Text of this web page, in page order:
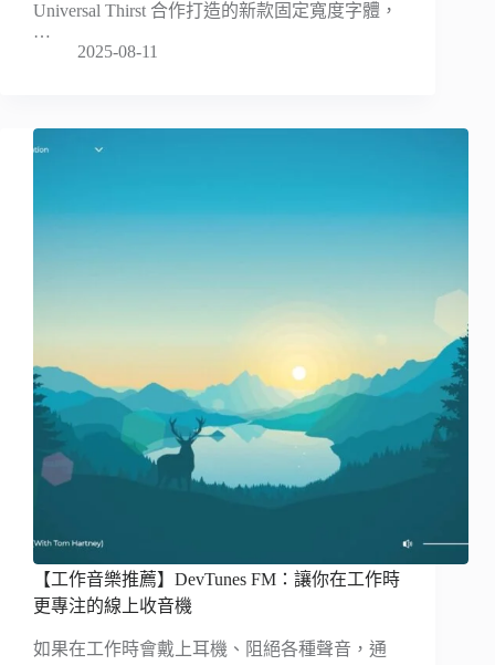
Universal Thirst 合作打造的新款固定寬度字體，
…
2025-08-11
【工作音樂推薦】DevTunes FM：讓你在工作時
更專注的線上收音機
如果在工作時會戴上耳機、阻絕各種聲音，通